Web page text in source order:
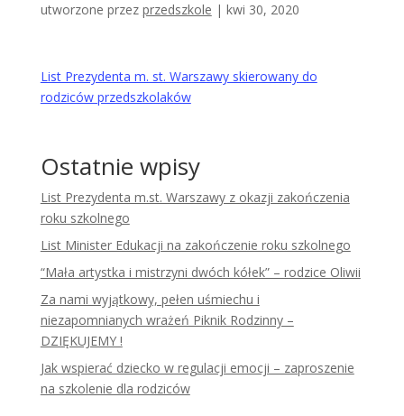
utworzone przez przedszkole | kwi 30, 2020
List Prezydenta m. st. Warszawy skierowany do
rodziców przedszkolaków
Ostatnie wpisy
List Prezydenta m.st. Warszawy z okazji zakończenia
roku szkolnego
List Minister Edukacji na zakończenie roku szkolnego
“Mała artystka i mistrzyni dwóch kółek” – rodzice Oliwii
Za nami wyjątkowy, pełen uśmiechu i
niezapomnianych wrażeń Piknik Rodzinny –
DZIĘKUJEMY !
Jak wspierać dziecko w regulacji emocji – zaproszenie
na szkolenie dla rodziców